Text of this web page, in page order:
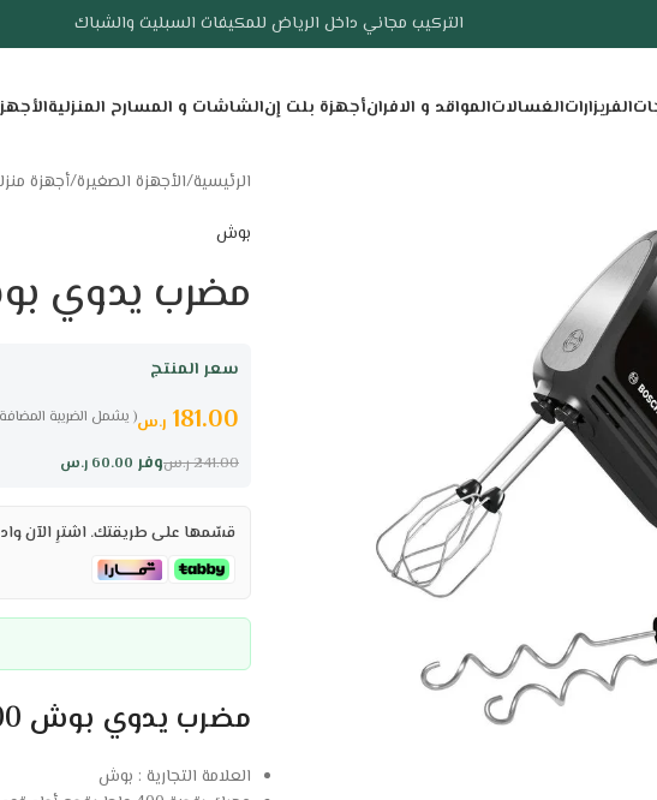
التركيب مجاني داخل الرياض للمكيفات السبليت والشباك
الفريزاراتالغسالاتالمواقد و الافرانأجهزة بلت إنالشاشات و المسارح المنزلية
الرئيسية/الأجهزة الصغيرة/أجهزة
بوش
مضرب يدوي بوش 400 وات – 4
سعر المنتج
( يشمل الضريبة 181.00 ر.س
وفر 60.00 ر.س 241.00ر.س
قسّمها على طريقتك. اشترِ الآن
مضرب يدوي بوش 400 وات – 4 سرعات – أسود :
العلامة التجارية : بوش